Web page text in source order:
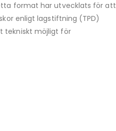
format har utvecklats för att
enligt lagstiftning (TPD)
tekniskt möjligt för